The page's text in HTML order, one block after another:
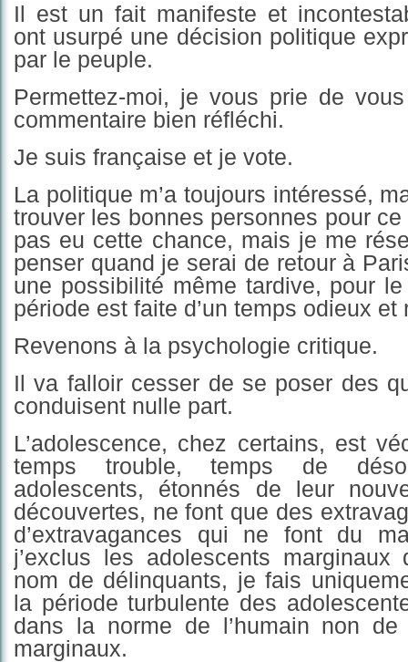
Il est un fait manifeste et
ont usurpé une décision politique
par le peuple.
Permettez-moi, je vous prie de
commentaire bien réfléchi.
Je suis française et je vote.
La politique m’a toujours intéressé,
trouver les bonnes personnes pour ce
pas eu cette chance, mais je me
penser quand je serai de retour à
une possibilité même tardive, pour
période est faite d’un temps odieux et
Revenons à la psychologie critique.
Il va falloir cesser de se poser des
conduisent nulle part.
L’adolescence, chez certains, est
temps trouble, temps de
adolescents, étonnés de leur
découvertes, ne font que des
d’extravagances qui ne font du
j’exclus les adolescents marginaux
nom de délinquants, je fais
la période turbulente des
dans la norme de l’humain non
marginaux.